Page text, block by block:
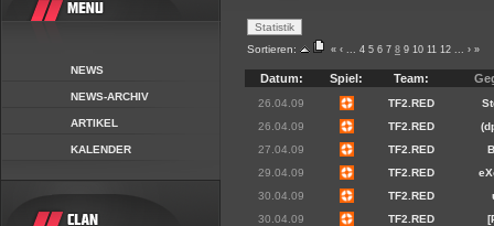
NEWS
NEWS-ARCHIV
ARTIKEL
KALENDER
Sortieren: « ‹ ... 4 5 6 7 8 9 10 11 12 ... › »
Datum: Spiel: Team:
26.04.09 TF2.RED
26.04.09
TF2.RED
27.04.09
TF2.RED
29.04.09
TF2.RED
30.04.09
TF2.RED
30.04.09
TF2.RED